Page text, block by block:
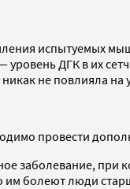
испытуемых
ДГК в их
не повлияла
провести
заболевание, при
болеют люди